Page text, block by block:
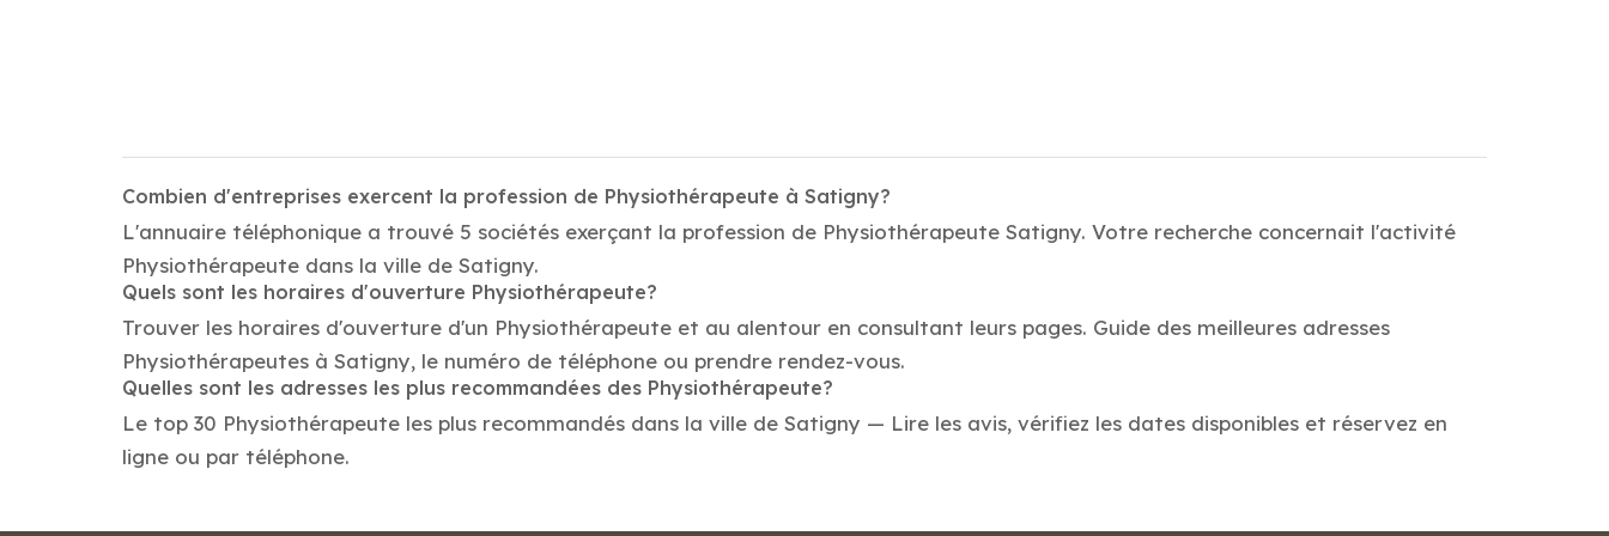
Combien d'entreprises exercent la profession de Physiothérapeute à Satigny?
L'annuaire téléphonique a trouvé 5 sociétés exerçant la profession de Physiothérapeute Satigny. Votre recherche concernait l'activité
Physiothérapeute dans la ville de Satigny.
Quels sont les horaires d'ouverture Physiothérapeute?
Trouver les horaires d'ouverture d'un Physiothérapeute et au alentour en consultant leurs pages. Guide des meilleures adresses
Physiothérapeutes à Satigny, le numéro de téléphone ou prendre rendez-vous.
Quelles sont les adresses les plus recommandées des Physiothérapeute?
Le top 30 Physiothérapeute les plus recommandés dans la ville de Satigny — Lire les avis, vérifiez les dates disponibles et réservez en
ligne ou par téléphone.